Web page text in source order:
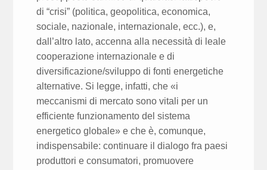
di “crisi” (politica, geopolitica, economica,
sociale, nazionale, internazionale, ecc.), e,
dall’altro lato, accenna alla necessità di leale
cooperazione internazionale e di
diversificazione/sviluppo di fonti energetiche
alternative. Si legge, infatti, che «i
meccanismi di mercato sono vitali per un
efficiente funzionamento del sistema
energetico globale» e che è, comunque,
indispensabile: continuare il dialogo fra paesi
produttori e consumatori, promuovere